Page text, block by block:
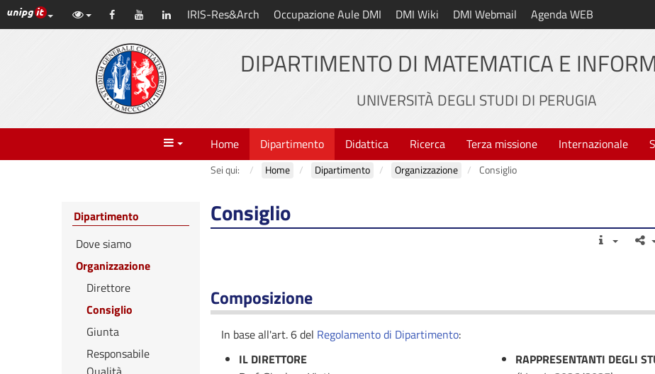
Vai
al
Link ai principali servizi web di Ateneo
Facebook YouTube LinkedIn
IRIS-Res&Arch Occupazione Aule DMI DMI Wiki DMI Webmail Agenda WEB
DIPARTIMENTO DI MATEMATICA E
UNIVERSITÀ DEGLI STUDI DI PERUGIA
Menu Home Dipartimento Didattica Ricerca Terza missione Internazionale
Sei qui: Home Dipartimento Organizzazione Consiglio
Consiglio
Composizione
In base all'art. 6 del Regolamento di Dipartimento:
IL DIRETTORE
RAPPRESENTANTI DEGLI
Dipartimento
Dove siamo
Organizzazione
Direttore
Consiglio
Giunta
Responsabile